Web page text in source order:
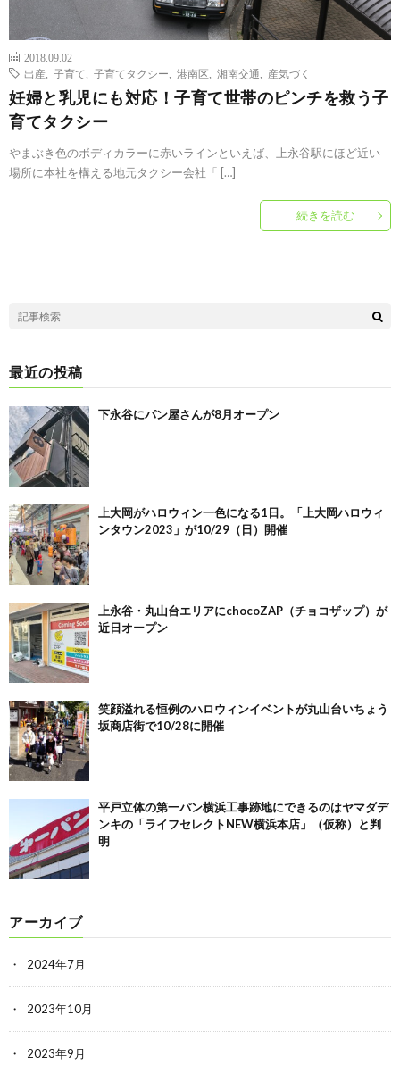
2018.09.02
出産
子育て 子育てタクシー 港南区 湘南交通 産気づく
妊婦と乳児にも対応！子育て世帯のピンチを救う子
育てタクシー
やまぶき色のボディカラーに赤いラインといえば、上永谷駅にほど近い
場所に本社を構える地元タクシー会社「 […]
続きを読む
最近の投稿
下永谷にパン屋さんが8月オープン
上大岡がハロウィン一色になる1日。「上大岡ハロウィ
ンタウン2023」が10/29（日）開催
上永谷・丸山台エリアにchocoZAP（チョコザップ）が
近日オープン
笑顔溢れる恒例のハロウィンイベントが丸山台いちょう
坂商店街で10/28に開催
平戸立体の第一パン横浜工事跡地にできるのはヤマダデ
ンキの「ライフセレクトNEW横浜本店」（仮称）と判
明
アーカイブ
2024年7月
2023年10月
2023年9月